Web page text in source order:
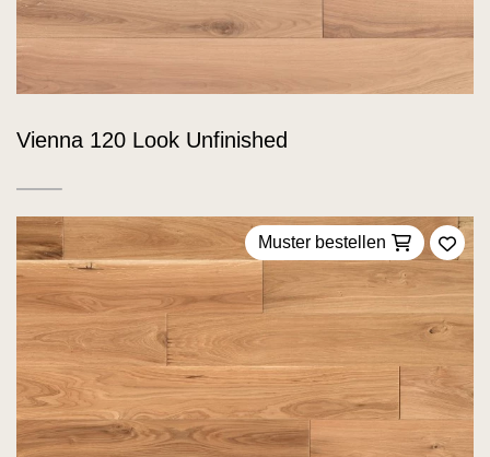
Vienna 120 Look Unfinished
Muster bestellen
Zu